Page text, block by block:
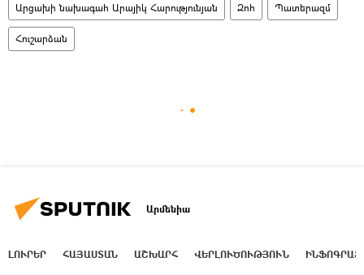
Արցախի նախագահ Արայիկ Հարությունյան Զոհ Պատերազմ
Հուշարձան
Արմենիա
ԼՈՒՐԵՐ ՀԱՅԱՍՏԱՆ ԱՇԽԱՐՀ ՎԵՐԼՈՒԾՈՒԹՅՈՒՆ